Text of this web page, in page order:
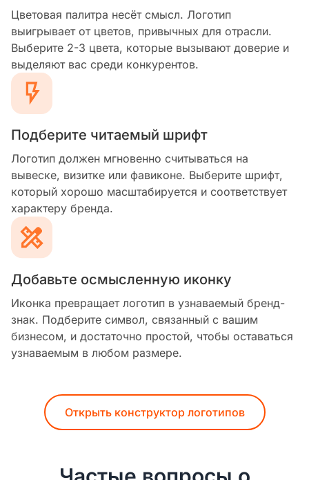
Цветовая палитра несёт смысл. Логотип
выигрывает от цветов, привычных для отрасли.
Выберите 2-3 цвета, которые вызывают доверие и
выделяют вас среди конкурентов.
Подберите читаемый шрифт
Логотип должен мгновенно считываться на
вывеске, визитке или фавиконе. Выберите шрифт,
который хорошо масштабируется и соответствует
характеру бренда.
Добавьте осмысленную иконку
Иконка превращает логотип в узнаваемый бренд-
знак. Подберите символ, связанный с вашим
бизнесом, и достаточно простой, чтобы оставаться
узнаваемым в любом размере.
Открыть конструктор логотипов